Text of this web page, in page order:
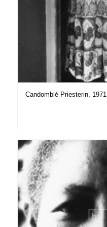
Candomblé Priesterin, 1971